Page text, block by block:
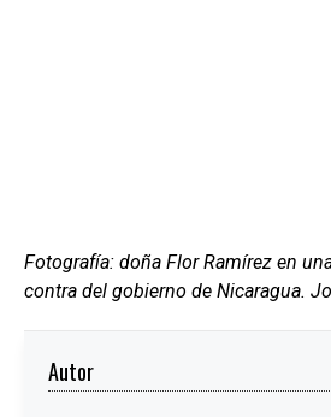
Fotografía: doña Flor Ramírez en
contra del gobierno de Nicaragua.
Autor